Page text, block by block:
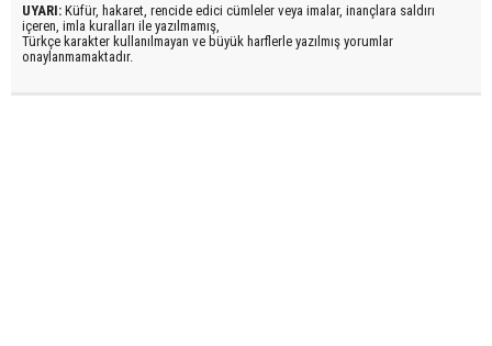
UYARI: Küfür, hakaret, rencide edici cümleler veya imalar, inançlara saldırı
içeren, imla kuralları ile yazılmamış,
Türkçe karakter kullanılmayan ve büyük harflerle yazılmış yorumlar
onaylanmamaktadır.